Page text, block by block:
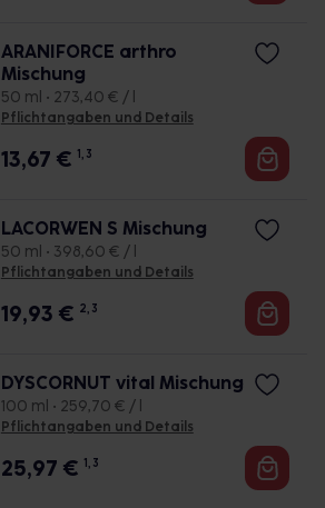
ARANIFORCE arthro
Mischung
50 ml • 273,40 € / l
Pflichtangaben und Details
13,67 € 1, 3
LACORWEN S Mischung
50 ml • 398,60 € / l
Pflichtangaben und Details
19,93 € 2, 3
DYSCORNUT vital Mischung
100 ml • 259,70 € / l
Pflichtangaben und Details
25,97 € 1, 3